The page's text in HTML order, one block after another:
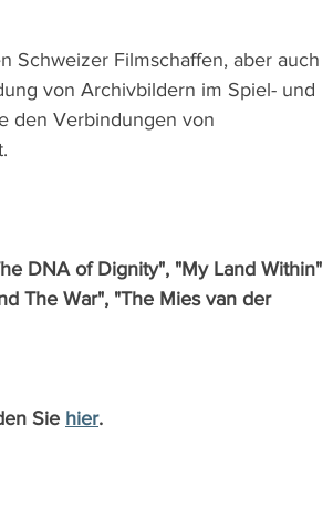
Schweizer Filmschaffen, aber auch
von Archivbildern im Spiel- und
den Verbindungen von
DNA of Dignity", "My Land Within"
The War", "The Mies van der
Sie hier.